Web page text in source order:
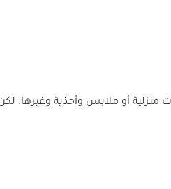
منزلية أو ملابس وأحذية وغيرها.